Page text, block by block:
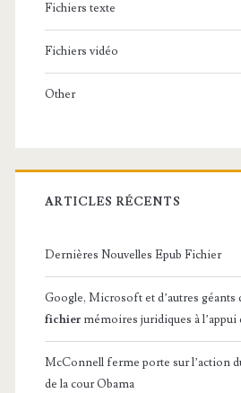
Fichiers texte
Fichiers vidéo
Other
ARTICLES RÉCENTS
Dernières Nouvelles Epub Fichier
Google, Microsoft et d’autres géants
fichier mémoires juridiques à l’appui
McConnell ferme porte sur l’action
de la cour Obama